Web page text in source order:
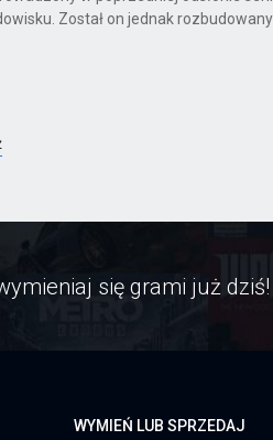
Został on jednak
się grami już dziś!
WYMIEŃ LUB SPRZEDAJ